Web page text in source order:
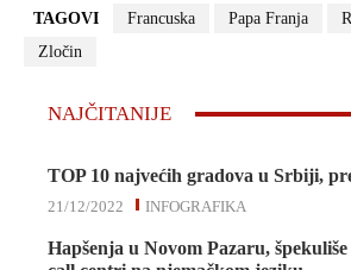
TAGOVI Francuska Papa Franja
Zločin
NAJČITANIJE
TOP 10 najvećih gradova u Srbiji,
INFOGRAFIKA
21/12/2022
Hapšenja u Novom Pazaru,